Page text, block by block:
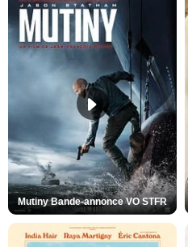
Mutiny Bande-annonce VO STFR